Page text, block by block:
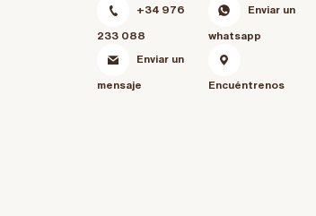
+34 976
233 088
Enviar un
whatsapp
Enviar un
mensaje Encuéntrenos